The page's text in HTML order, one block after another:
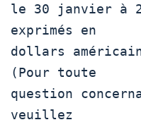
le 30 janvier à
exprimés en
dollars
(Pour toute
question
veuillez